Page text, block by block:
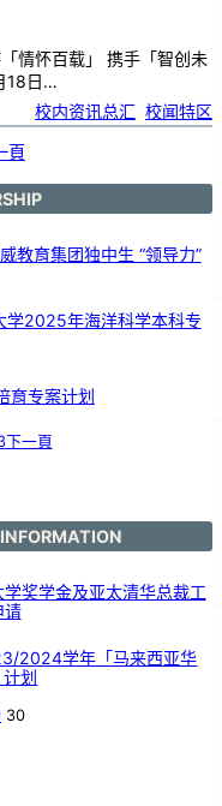
情怀百载」 携手「智创未
18日…
校内资讯总汇 校闻特区
頁
教育集团独中生 “领导力”
学2025年海洋科学本科专
育专案计划
下一頁
学奖学金及亚太清华总裁工
请
2024学年「马来西亚华
划
30